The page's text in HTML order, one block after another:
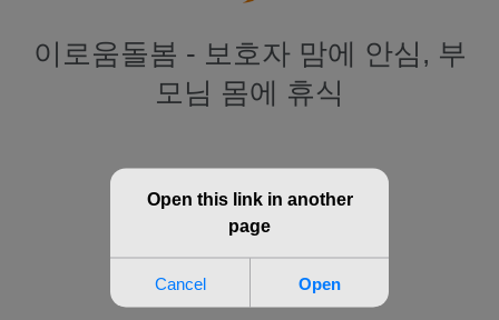
이로움돌봄 - 보호자 맘에 안심, 부
모님 몸에 휴식